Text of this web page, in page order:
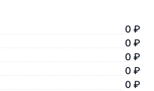
0 ₽
0 ₽
0 ₽
0 ₽
0 ₽